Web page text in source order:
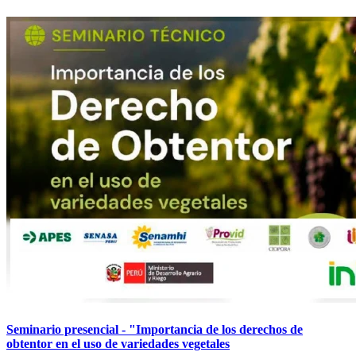
Seminario presencial - "Importancia de los derechos de
obtentor en el uso de variedades vegetales